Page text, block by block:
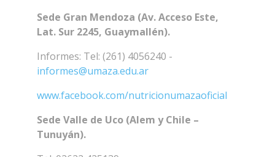
Sede Gran Mendoza (Av. Acceso Este,
Lat. Sur 2245, Guaymallén).
Informes: Tel: (261) 4056240 -
informes@umaza.edu.ar
www.facebook.com/nutricionumazaoficial
Sede Valle de Uco (Alem y Chile –
Tunuyán).